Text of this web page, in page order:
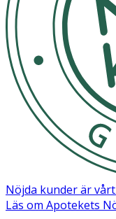
ingrediens enligt
834/2007 and
som finns i eteriska
Nöjda kunder är
Läs om Apotekets